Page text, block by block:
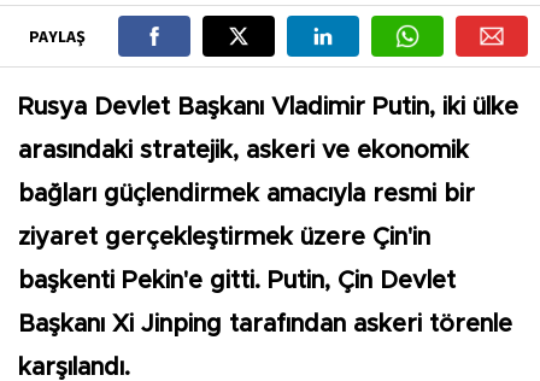
PAYLAŞ
Rusya Devlet Başkanı Vladimir Putin, iki ülke
arasındaki stratejik, askeri ve ekonomik
bağları güçlendirmek amacıyla resmi bir
ziyaret gerçekleştirmek üzere Çin'in
başkenti Pekin'e gitti. Putin, Çin Devlet
Başkanı Xi Jinping tarafından askeri törenle
karşılandı.